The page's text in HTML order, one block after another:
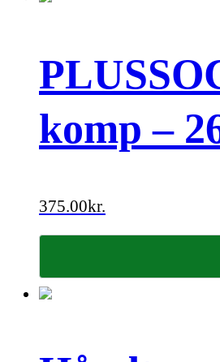
komp –
375.00kr.